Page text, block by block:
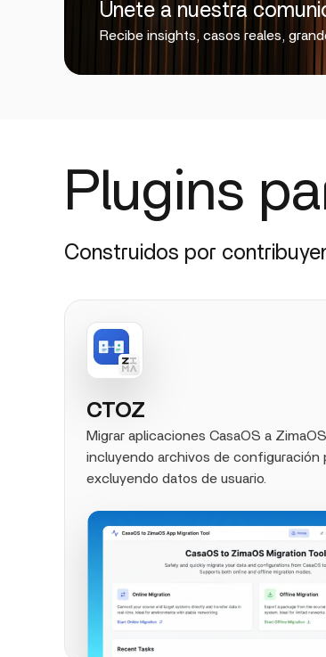
Únete a nuestra
Recibe insights, casos reales,
Plugins
Construidos por
CTOZ
Migrar aplicaciones CasaOS a ZimaOS,
incluyendo archivos de configuración
excluyendo datos de usuario.